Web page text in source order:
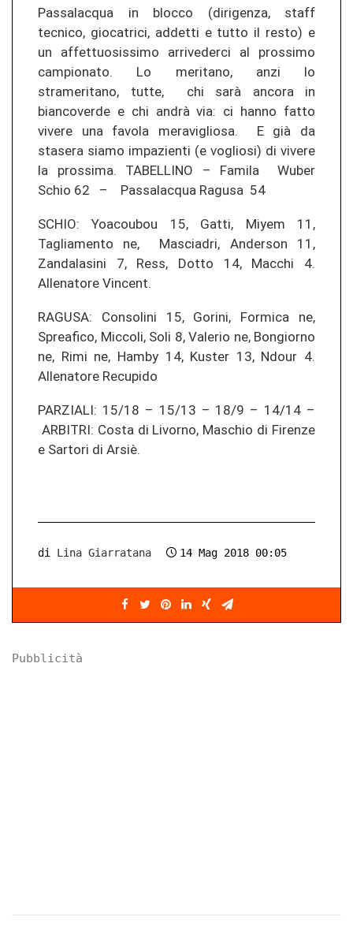
Passalacqua in blocco (dirigenza, staff
tecnico, giocatrici, addetti e tutto il resto) e
un affettuosissimo arrivederci al prossimo
campionato. Lo meritano, anzi lo
strameritano, tutte, chi sarà ancora in
biancoverde e chi andrà via: ci hanno fatto
vivere una favola meravigliosa. E già da
stasera siamo impazienti (e vogliosi) di vivere
la prossima. TABELLINO – Famila Wuber
Schio 62 – Passalacqua Ragusa 54
SCHIO: Yoacoubou 15, Gatti, Miyem 11,
Tagliamento ne, Masciadri, Anderson 11,
Zandalasini 7, Ress, Dotto 14, Macchi 4.
Allenatore Vincent.
RAGUSA: Consolini 15, Gorini, Formica ne,
Spreafico, Miccoli, Soli 8, Valerio ne, Bongiorno
ne, Rimi ne, Hamby 14, Kuster 13, Ndour 4.
Allenatore Recupido
PARZIALI: 15/18 – 15/13 – 18/9 – 14/14 –
ARBITRI: Costa di Livorno, Maschio di Firenze
e Sartori di Arsiè.
di Lina Giarratana 14 Mag 2018 00:05
Pubblicità